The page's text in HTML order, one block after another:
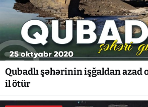
Qubadlı şəhərinin işğaldan azad
il ötür